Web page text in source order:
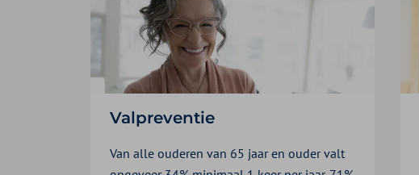
Valpreventie
Van alle ouderen van 65 jaar en ouder valt